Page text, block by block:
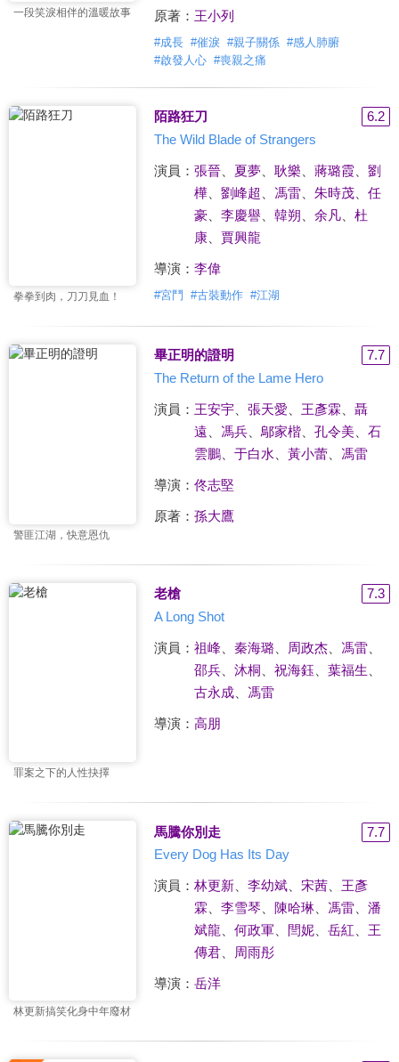
一段笑淚相伴的溫暖故事 原著： 王小列
#成長 #催淚 #親子關係 #感人肺腑
#啟發人心 #喪親之痛
拳拳到肉，刀刀見血！
陌路狂刀
6.2
The Wild Blade of Strangers
演員： 張晉、 夏夢、 耿樂 蔣璐霞、 劉
樺、 劉峰超 馮雷、 朱時茂、 任
豪
李慶譽、 韓朔 余凡、 杜
康、 賈興龍
導演： 李偉
#宮鬥 #古裝動作 #江湖
警匪江湖，快意恩仇
畢正明的證明
7.7
The Return of the Lame Hero
演員： 王安宇、 張天愛 王彥霖
聶
遠
馮兵、 鄔家楷、 孔令美、 石
雲鵬、 于白水 黃小蕾、 馮雷
導演： 佟志堅
原著： 孫大鷹
罪案之下的人性抉擇
老槍
7.3
A Long Shot
演員： 祖峰、 秦海璐、 周政杰、 馮雷、
邵兵、 沐桐 祝海鈺 葉福生
古永成、 馮雷
導演： 高朋
林更新搞笑化身中年廢材
馬騰你別走
7.7
Every Dog Has Its Day
演員： 林更新、 李幼斌、 宋茜、 王彥
霖
李雪琴 陳哈琳、 馮雷、 潘
斌龍
何政軍、 閆妮、 岳紅
王
傳君、 周雨彤
導演： 岳洋